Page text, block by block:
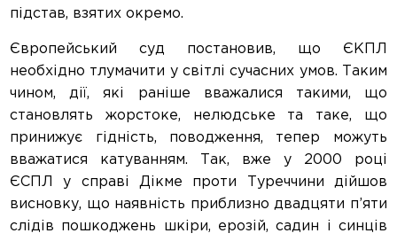
підстав, взятих окремо.
Європейський суд постановив, що ЄКПЛ
необхідно тлумачити у світлі сучасних умов. Таким
чином, дії, які раніше вважалися такими, що
становлять жорстоке, нелюдське та таке, що
принижує гідність, поводження, тепер можуть
вважатися катуванням. Так, вже у 2000 році
ЄСПЛ у справі Дікме проти Туреччини дійшов
висновку, що наявність приблизно двадцяти п’яти
слідів пошкоджень шкіри, ерозій, садин і синців